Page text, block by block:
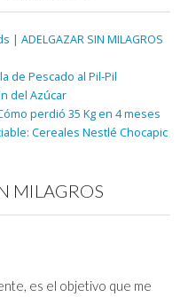
ADELGAZAR SIN MILAGROS
de Pescado al Pil-Pil
del Azúcar
perdió 35 Kg en 4 meses
Cereales Nestlé Chocapic
MILAGROS
es el objetivo que me